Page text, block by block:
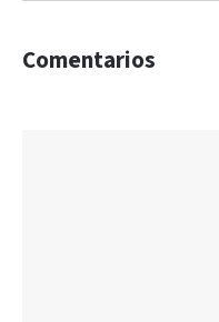
Comentarios